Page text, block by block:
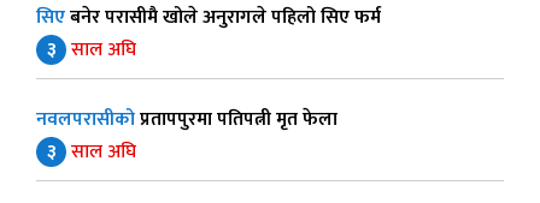
सिएबनेर परासीमै खोले अनुरागले पहिलो सिए फर्म
३ साल अघि
नवलपरासीकोप्रतापपुरमा पतिपत्नी मृत फेला
३ साल अघि